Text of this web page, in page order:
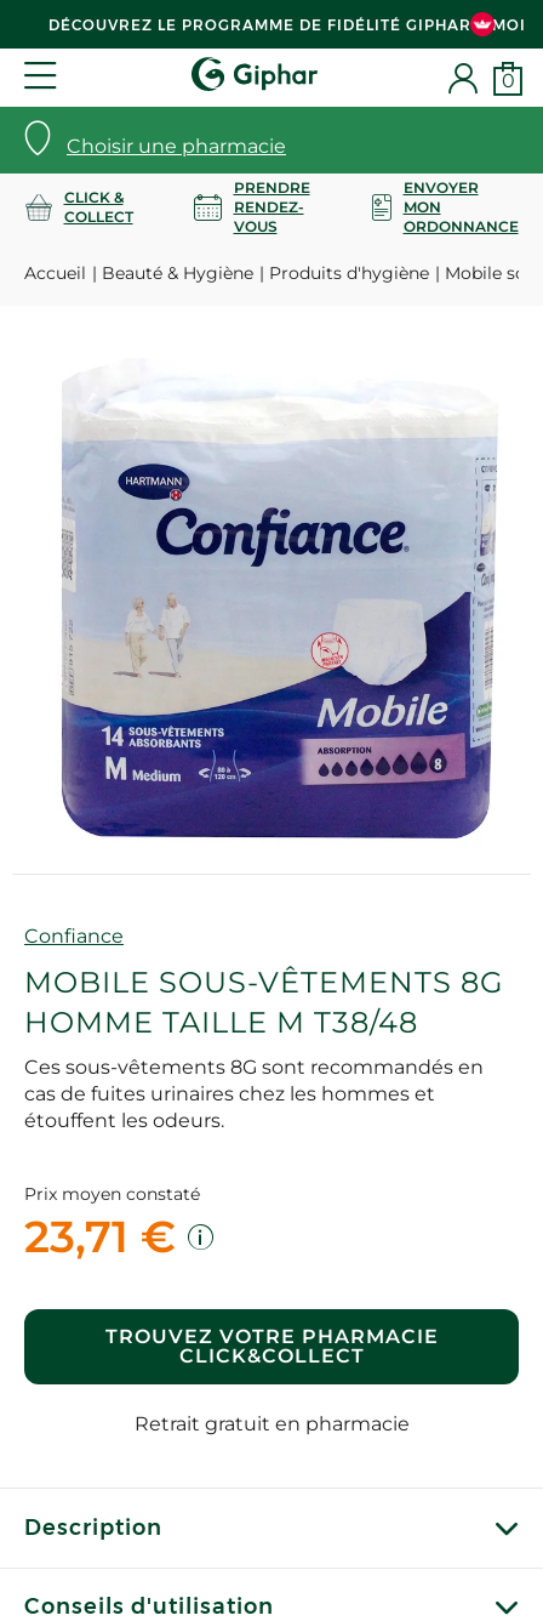
DÉCOUVREZ LE PROGRAMME DE FIDÉLITÉ GIPHAR & MOI
Choisir une pharmacie
0
CLICK &
COLLECT
PRENDRE
RENDEZ-
VOUS
ENVOYER
MON
ORDONNANCE
Accueil Beauté & Hygiène Produits d'hygiène Mobile
Marque
Confiance
MOBILE SOUS-VÊTEMENTS 8G
HOMME TAILLE M T38/48
Ces sous-vêtements 8G sont recommandés en
cas de fuites urinaires chez les hommes et
étouffent les odeurs.
Prix moyen constaté
23,71 €
TROUVEZ VOTRE PHARMACIE
CLICK&COLLECT
Retrait gratuit en pharmacie
Description
Conseils d'utilisation